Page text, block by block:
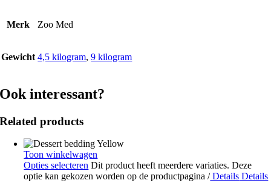
Merk Zoo Med
Gewicht 4,5 kilogram,9 kilogram
Ook interessant?
Related products
Toon winkelwagen
Opties selecteren Dit product heeft meerdere variaties. Deze
optie kan gekozen worden op de productpagina/Details Details